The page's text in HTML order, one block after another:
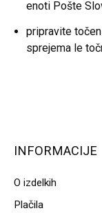
enoti Pošte
pripravite
sprejema le
INFORMACIJE
O izdelkih
Plačila